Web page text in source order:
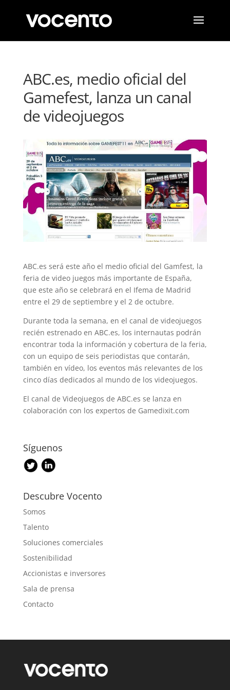
ABC.es, medio oficial del
Gamefest, lanza un canal
de videojuegos
ABC.es será este año el medio oficial del Gamfest, la
feria de video juegos más importante de España,
que este año se celebrará en el Ifema de Madrid
entre el 29 de septiembre y el 2 de octubre.
Durante toda la semana, en el canal de videojuegos
recién estrenado en ABC.es, los internautas podrán
encontrar toda la información y cobertura de la feria,
con un equipo de seis periodistas que contarán,
también en vídeo, los eventos más relevantes de los
cinco días dedicados al mundo de los videojuegos.
El canal de Videojuegos de ABC.es se lanza en
colaboración con los expertos de Gamedixit.com
Síguenos
Descubre Vocento
Somos
Talento
Soluciones comerciales
Sostenibilidad
Accionistas e inversores
Sala de prensa
Contacto